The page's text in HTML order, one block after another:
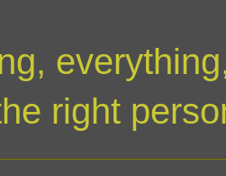
right